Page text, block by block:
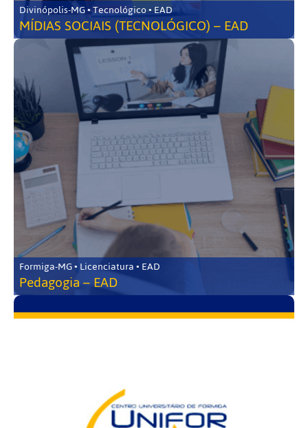
Divinópolis-MG • Tecnológico • EAD
MÍDIAS SOCIAIS (TECNOLÓGICO) – EAD
Formiga-MG • Licenciatura • EAD
Pedagogia – EAD